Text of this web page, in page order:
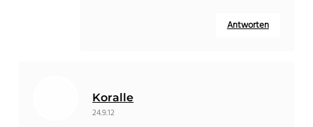
Antworten
Koralle
24.9.12